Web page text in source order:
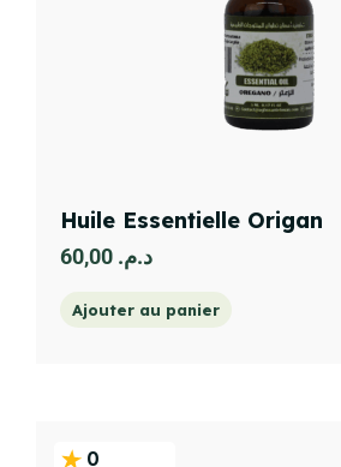
Huile Essentielle Origan
د.م.
Ajouter au panier
0